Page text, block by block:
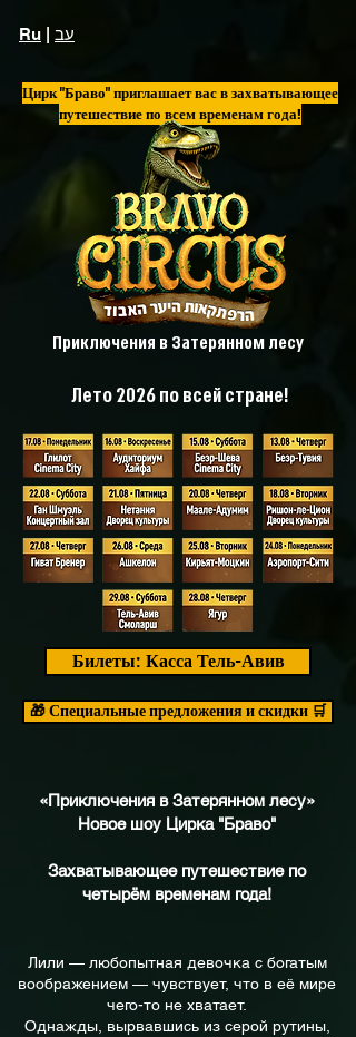
Ru עב
Цирк "Браво" приглашает вас в захватывающее
путешествие по всем временам года!
Приключения в Затерянном лесу
Лето 2026 по всей стране!
Билеты: Касса Тель-Авив
🛒 Специальные предложения и скидки 🎁
«Приключения в Затерянном лесу»
Новое шоу Цирка "Браво"
Захватывающее путешествие по
четырём временам года!
Лили — любопытная девочка с богатым
воображением — чувствует, что в её мире
чего-то не хватает.
Однажды, вырвавшись из серой рутины,